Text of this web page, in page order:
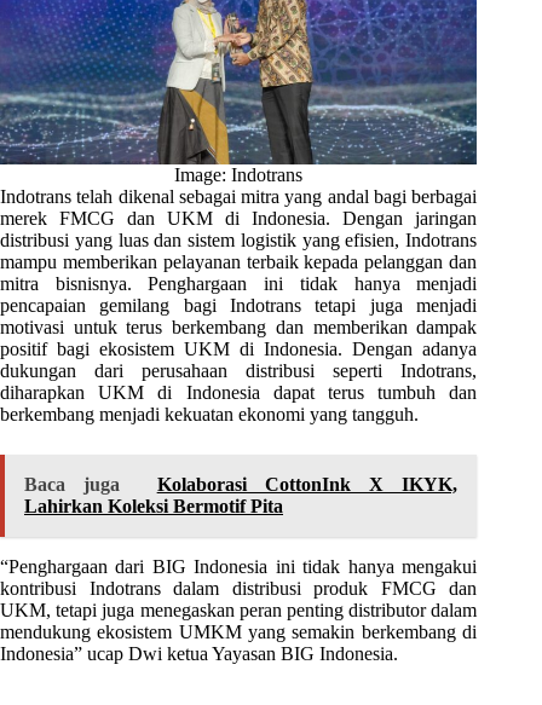
Image: Indotrans
Indotrans telah dikenal sebagai mitra yang andal bagi berbagai
merek FMCG dan UKM di Indonesia. Dengan jaringan
distribusi yang luas dan sistem logistik yang efisien, Indotrans
mampu memberikan pelayanan terbaik kepada pelanggan dan
mitra bisnisnya. Penghargaan ini tidak hanya menjadi
pencapaian gemilang bagi Indotrans tetapi juga menjadi
motivasi untuk terus berkembang dan memberikan dampak
positif bagi ekosistem UKM di Indonesia. Dengan adanya
dukungan dari perusahaan distribusi seperti Indotrans,
diharapkan UKM di Indonesia dapat terus tumbuh dan
berkembang menjadi kekuatan ekonomi yang tangguh.
Baca juga
Kolaborasi CottonInk X IKYK,
Lahirkan Koleksi Bermotif Pita
“Penghargaan dari BIG Indonesia ini tidak hanya mengakui
kontribusi Indotrans dalam distribusi produk FMCG dan
UKM, tetapi juga menegaskan peran penting distributor dalam
mendukung ekosistem UMKM yang semakin berkembang di
Indonesia” ucap Dwi ketua Yayasan BIG Indonesia.